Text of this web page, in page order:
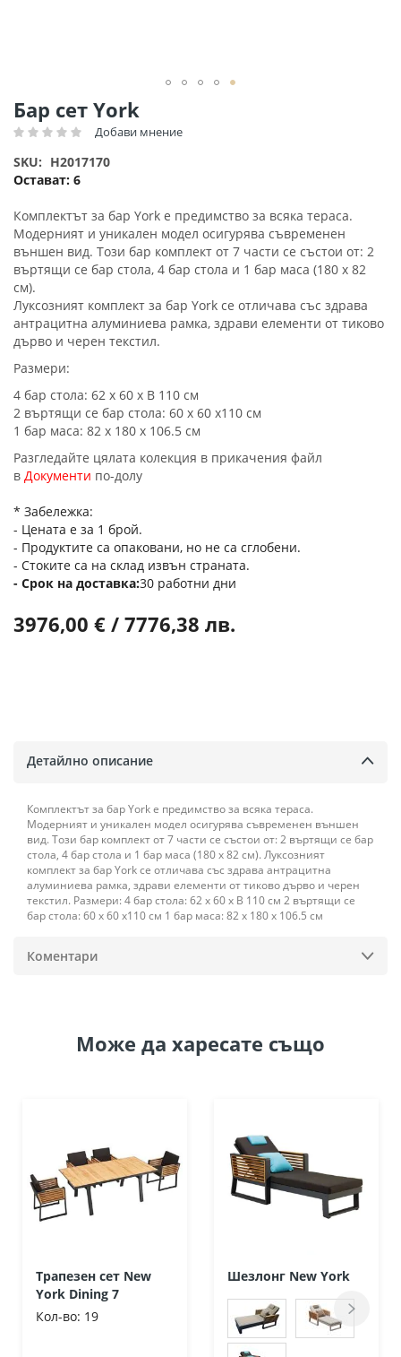
Бар сет York
Рейтинг: Добави мнение
Остават: 6
SKU H2017170
Комплектът за бар York е предимство за всяка тераса.
Модерният и уникален модел осигурява съвременен
външен вид. Този бар комплект от 7 части се състои от: 2
въртящи се бар стола, 4 бар стола и 1 бар маса (180 x 82
см).
Луксозният комплект за бар York се отличава със здрава
антрацитна алуминиева рамка, здрави елементи от тиково
дърво и черен текстил.
Размери:
4 бар стола: 62 x 60 х В 110 см
2 въртящи се бар стола: 60 x 60 х110 см
1 бар маса: 82 x 180 х 106.5 см
Разгледайте цялата колекция в прикачения файл
в Документи по-долу
* Забележка:
- Цената е за 1 брой.
- Продуктите са опаковани, но не са сглобени.
- Стоките са на склад извън страната.
Срок на доставка 30 работни дни
3976,00 € / 7776,38 лв.
Преминете
към
началото
на
галерия
снимки
Детайлно описание
Комплектът за бар York е предимство за всяка тераса.
Модерният и уникален модел осигурява съвременен външен
вид. Този бар комплект от 7 части се състои от: 2 въртящи се бар
стола, 4 бар стола и 1 бар маса (180 x 82 см). Луксозният
комплект за бар York се отличава със здрава антрацитна
алуминиева рамка, здрави елементи от тиково дърво и черен
текстил. Размери: 4 бар стола: 62 x 60 х В 110 см 2 въртящи се
бар стола: 60 x 60 х110 см 1 бар маса: 82 x 180 х 106.5 см
Коментари
Може да харесате също
Трапезен сет New
York Dining 7
Кол-во: 19
Шезлонг New York